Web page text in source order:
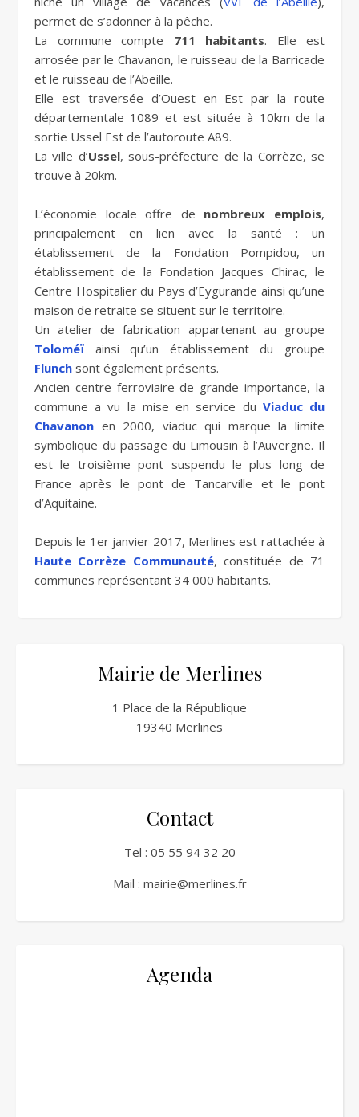
permet de s’adonner à la pêche.
La commune compte 711 habitants. Elle est
arrosée par le Chavanon, le ruisseau de la Barricade
et le ruisseau de l’Abeille.
Elle est traversée d’Ouest en Est par la route
départementale 1089 et est située à 10km de la
sortie Ussel Est de l’autoroute A89.
La ville d’Ussel, sous-préfecture de la Corrèze, se
trouve à 20km.
L’économie locale offre de nombreux emplois,
principalement en lien avec la santé : un
établissement de la Fondation Pompidou, un
établissement de la Fondation Jacques Chirac, le
Centre Hospitalier du Pays d’Eygurande ainsi qu’une
maison de retraite se situent sur le territoire.
Un atelier de fabrication appartenant au groupe
Toloméï ainsi qu’un établissement du groupe
Flunch sont également présents.
Ancien centre ferroviaire de grande importance, la
commune a vu la mise en service du Viaduc du
Chavanon en 2000, viaduc qui marque la limite
symbolique du passage du Limousin à l’Auvergne. Il
est le troisième pont suspendu le plus long de
France après le pont de Tancarville et le pont
d’Aquitaine.
Depuis le 1er janvier 2017, Merlines est rattachée à
Haute Corrèze Communauté, constituée de 71
communes représentant 34 000 habitants.
Mairie de Merlines
1 Place de la République
19340 Merlines
Contact
Tel : 05 55 94 32 20
Mail : mairie@merlines.fr
Agenda